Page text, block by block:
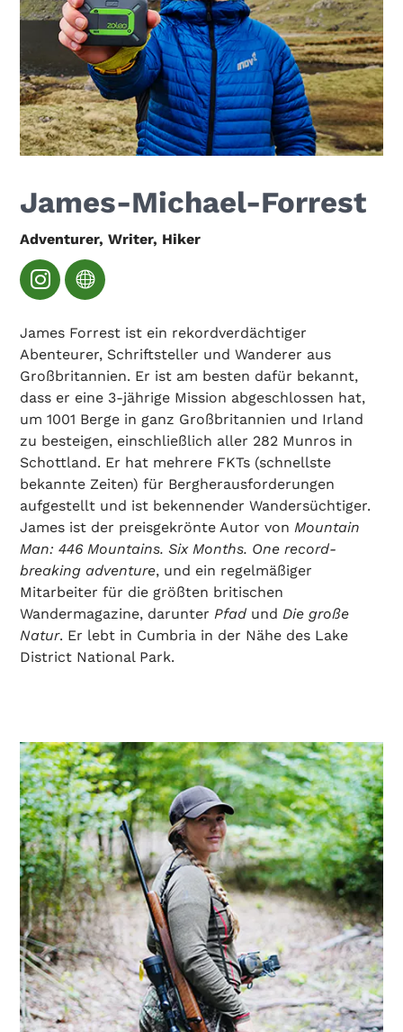
James-Michael-Forrest
Adventurer, Writer, Hiker
James Forrest ist ein rekordverdächtiger
Abenteurer, Schriftsteller und Wanderer aus
Großbritannien. Er ist am besten dafür bekannt,
dass er eine 3-jährige Mission abgeschlossen hat,
um 1001 Berge in ganz Großbritannien und Irland
zu besteigen, einschließlich aller 282 Munros in
Schottland. Er hat mehrere FKTs (schnellste
bekannte Zeiten) für Bergherausforderungen
aufgestellt und ist bekennender Wandersüchtiger.
James ist der preisgekrönte Autor von Mountain
Man: 446 Mountains. Six Months. One record-
breaking adventure, und ein regelmäßiger
Mitarbeiter für die größten britischen
Wandermagazine, darunter Pfad und Die große
Natur. Er lebt in Cumbria in der Nähe des Lake
District National Park.